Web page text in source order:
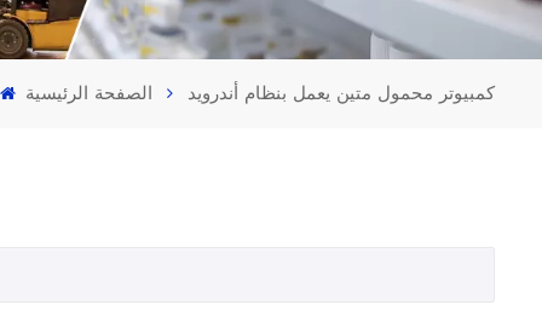
الصفحة الرئيسية كمبيوتر محمول متين يعمل بنظام أندرويد